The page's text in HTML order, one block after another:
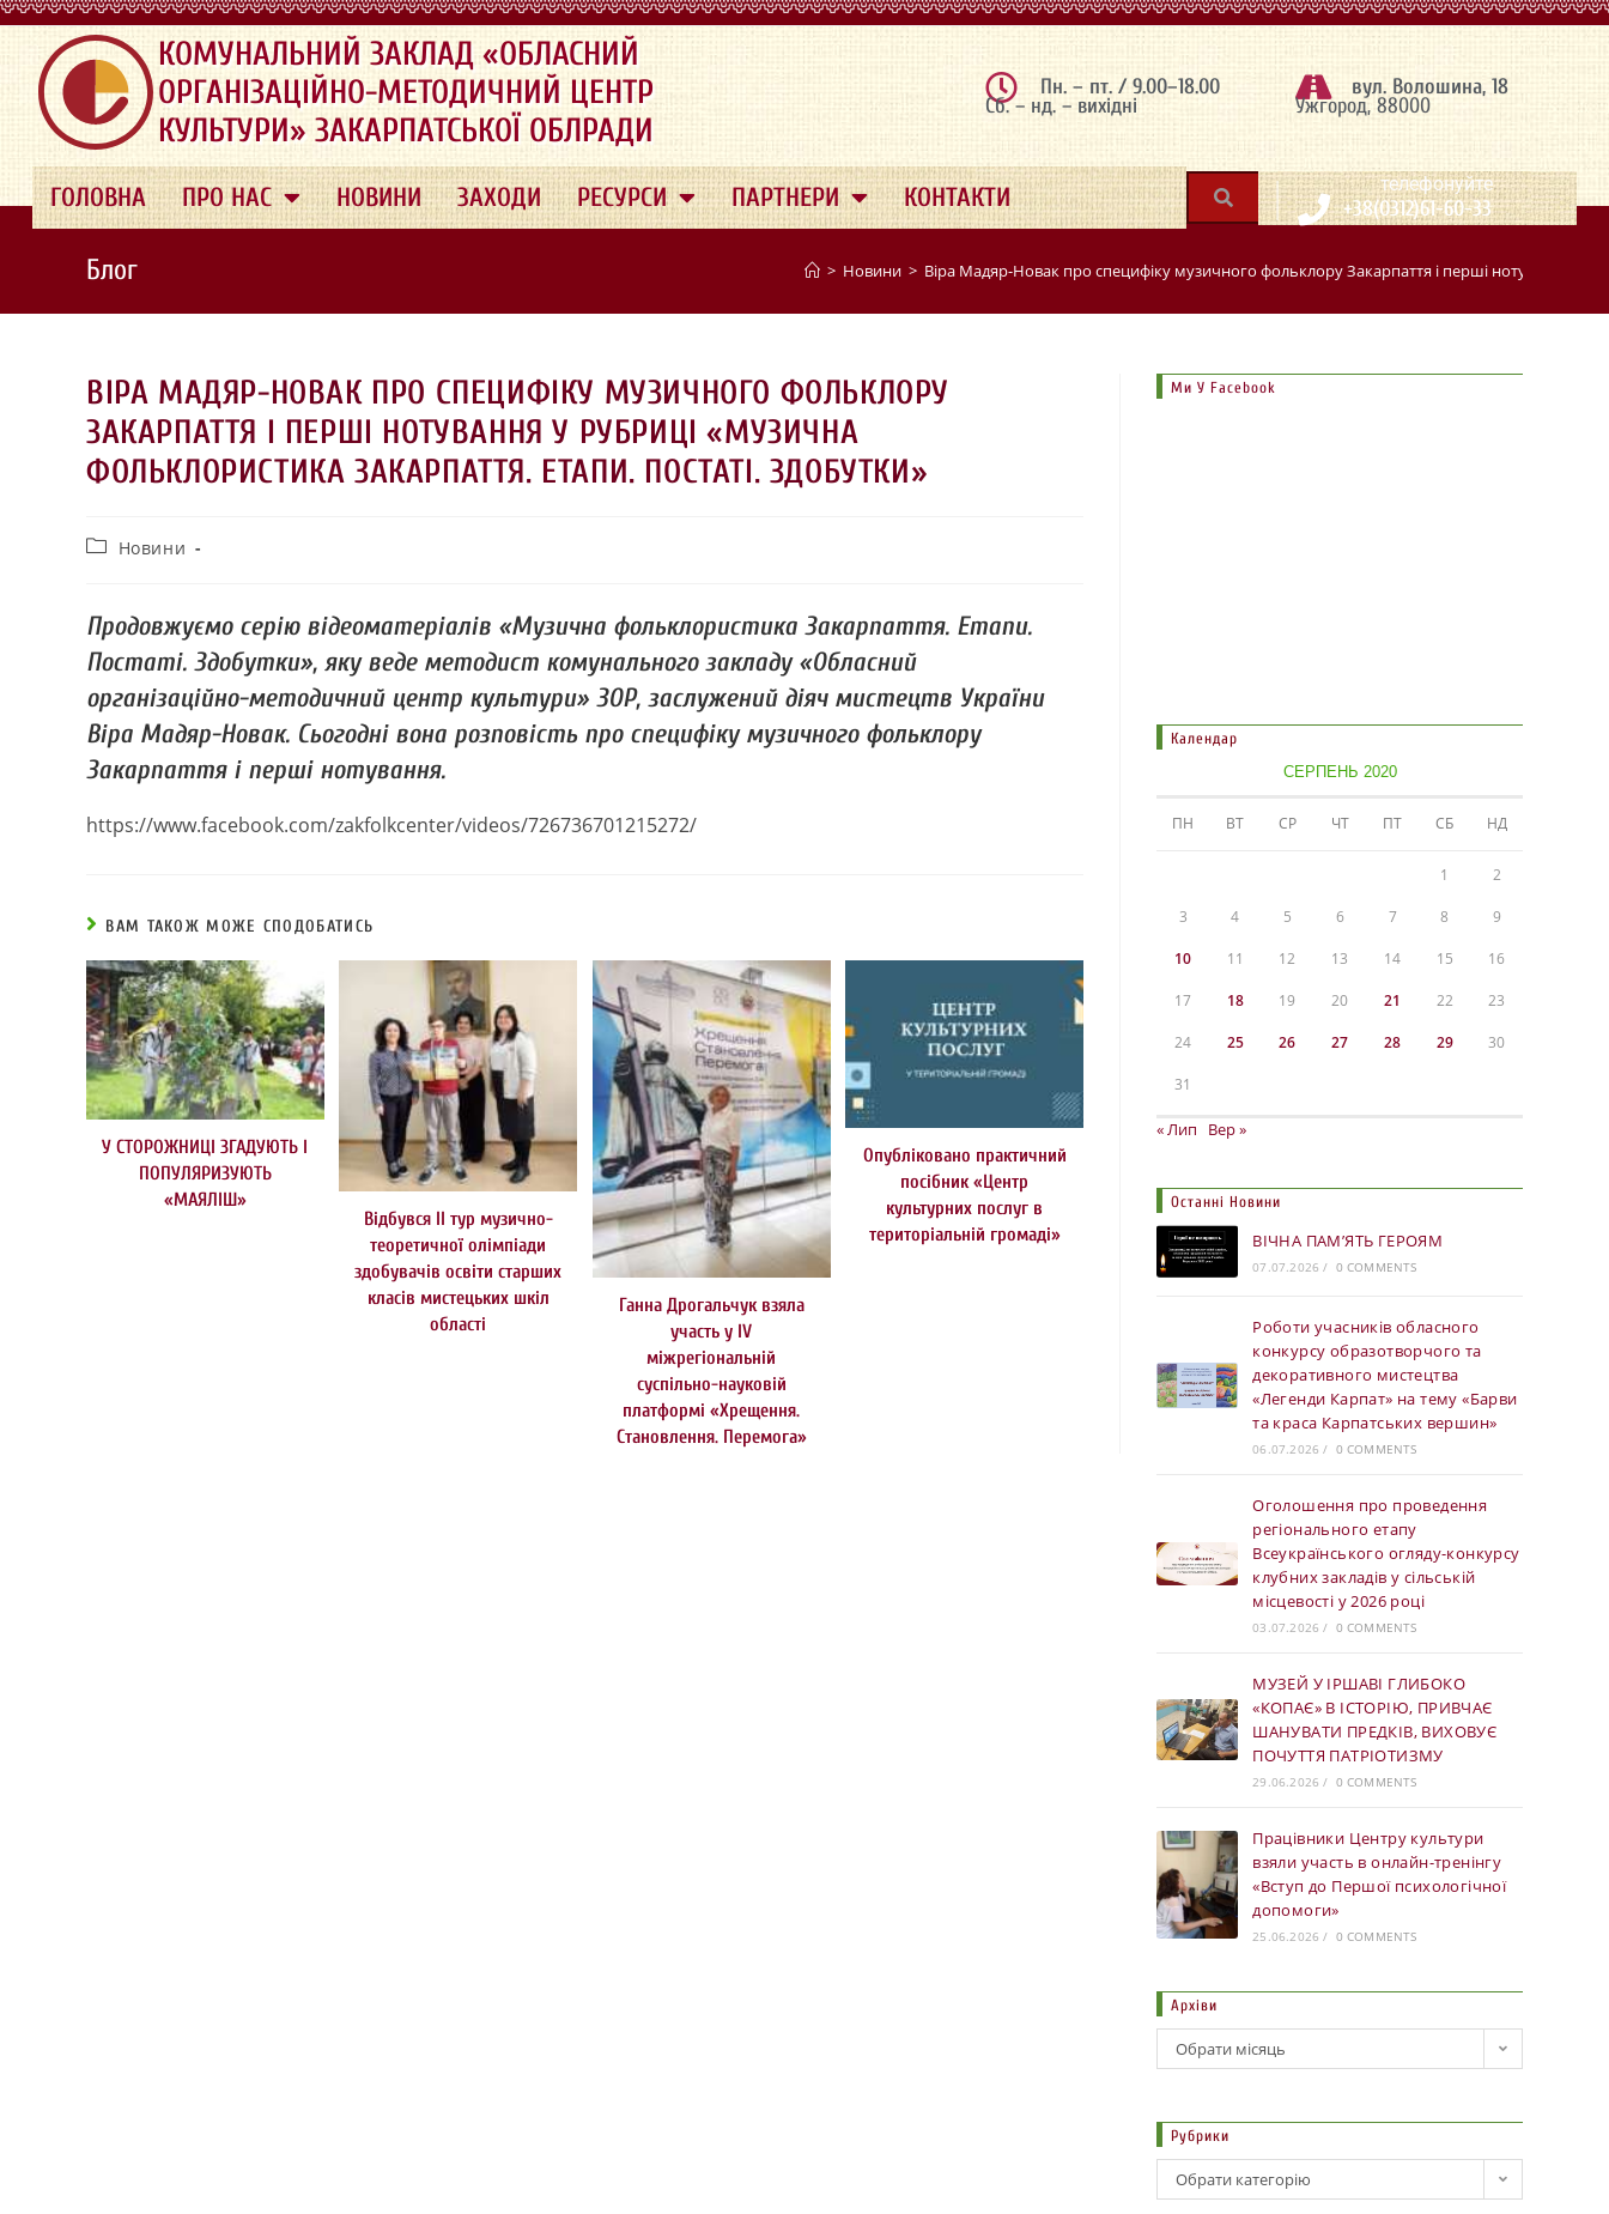
.
КОМУНАЛЬНИЙ ЗАКЛАД «ОБЛАСНИЙ
ОРГАНІЗАЦІЙНО-МЕТОДИЧНИЙ ЦЕНТР
КУЛЬТУРИ» ЗАКАРПАТСЬКОЇ ОБЛРАДИ
Пн. – пт. / 9.00–18.00
Сб. – нд. – вихідні
вул. Волошина, 18
Ужгород, 88000
ГОЛОВНА ПРО НАС НОВИНИ ЗАХОДИ РЕСУРСИ ПАРТНЕРИ КОНТАКТИ | телефонуйте
+38(0312)61-60-33
Блог > Новини > Віра Мадяр-Новак про специфіку музичного фольклору Закарпаття і перші нотування у
ВІРА МАДЯР-НОВАК ПРО СПЕЦИФІКУ МУЗИЧНОГО ФОЛЬКЛОРУ
ЗАКАРПАТТЯ І ПЕРШІ НОТУВАННЯ У РУБРИЦІ «МУЗИЧНА
ФОЛЬКЛОРИСТИКА ЗАКАРПАТТЯ. ЕТАПИ. ПОСТАТІ. ЗДОБУТКИ»
Новини
Продовжуємо серію відеоматеріалів «Музична фольклористика Закарпаття. Етапи.
Постаті. Здобутки», яку веде методист комунального закладу «Обласний
організаційно-методичний центр культури» ЗОР, заслужений діяч мистецтв України
Віра Мадяр-Новак. Сьогодні вона розповість про специфіку музичного фольклору
Закарпаття і перші нотування.
https://www.facebook.com/zakfolkcenter/videos/726736701215272/
ВАМ ТАКОЖ МОЖЕ СПОДОБАТИСЬ
У СТОРОЖНИЦІ ЗГАДУЮТЬ І
ПОПУЛЯРИЗУЮТЬ
«МАЯЛІШ»
Відбувся ІІ тур музично-
теоретичної олімпіади
здобувачів освіти старших
класів мистецьких шкіл
області
Ганна Дрогальчук взяла
участь у IV
міжрегіональній
суспільно-науковій
платформі «Хрещення.
Становлення. Перемога»
Опубліковано практичний
посібник «Центр
культурних послуг в
територіальній громаді»
Ми У Facebook
Календар
СЕРПЕНЬ 2020
ПН ВТ СР ЧТ ПТ СБ НД
1 2
3 4 5 6 7 8 9
10 11 12 13 14 15 16
17 18 19 20 21 22 23
24 25 26 27 28 29 30
31
« Лип Вер »
Останні Новини
ВІЧНА ПАМ’ЯТЬ ГЕРОЯМ
07.07.2026 / 0 COMMENTS
Роботи учасників обласного
конкурсу образотворчого та
декоративного мистецтва
«Легенди Карпат» на тему «Барви
та краса Карпатських вершин»
06.07.2026 / 0 COMMENTS
Оголошення про проведення
регіонального етапу
Всеукраїнського огляду-конкурсу
клубних закладів у сільській
місцевості у 2026 році
03.07.2026 / 0 COMMENTS
МУЗЕЙ У ІРШАВІ ГЛИБОКО
«КОПАЄ» В ІСТОРІЮ, ПРИВЧАЄ
ШАНУВАТИ ПРЕДКІВ, ВИХОВУЄ
ПОЧУТТЯ ПАТРІОТИЗМУ
29.06.2026 / 0 COMMENTS
Працівники Центру культури
взяли участь в онлайн-тренінгу
«Вступ до Першої психологічної
допомоги»
25.06.2026 / 0 COMMENTS
Архіви
Обрати місяць
Рубрики
Обрати категорію